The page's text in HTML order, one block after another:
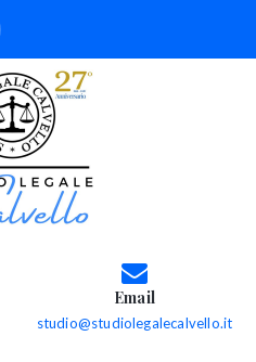
Email
studio@studiolegalecalvello.it